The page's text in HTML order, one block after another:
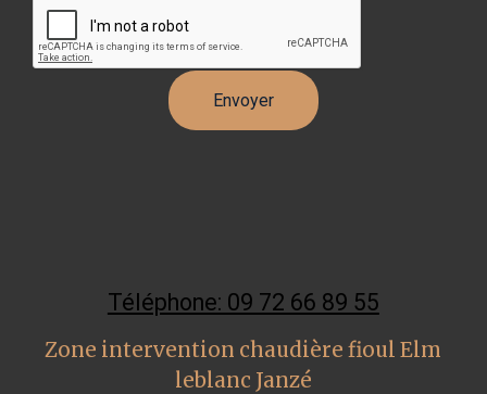
Téléphone: 09 72 66 89 55
Zone intervention chaudière fioul Elm
leblanc Janzé